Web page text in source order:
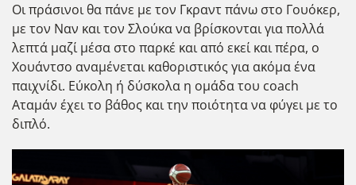
Οι πράσινοι θα πάνε με τον Γκραντ πάνω στο Γουόκερ,
με τον Ναν και τον Σλούκα να βρίσκονται για πολλά
λεπτά μαζί μέσα στο παρκέ και από εκεί και πέρα, ο
Χουάντσο αναμένεται καθοριστικός για ακόμα ένα
παιχνίδι. Εύκολη ή δύσκολα η ομάδα του coach
Αταμάν έχει το βάθος και την ποιότητα να φύγει με το
διπλό.